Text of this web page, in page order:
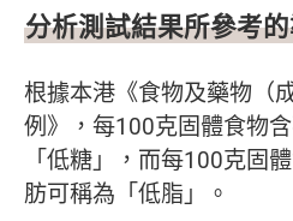
分析測試結果所參考
根據本港《食物及藥物（
例》，每100克固體食物
「低糖」，而每100克固
肪可稱為「低脂」。